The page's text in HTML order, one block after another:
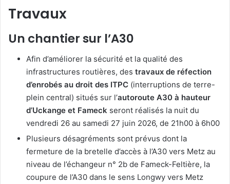
Travaux
Un chantier sur l’A30
Afin d’améliorer la sécurité et la qualité des
infrastructures routières, des travaux de réfection
d’enrobés au droit des ITPC (interruptions de terre-
plein central) situés sur l’autoroute A30 à hauteur
d’Uckange et Fameck seront réalisés la nuit du
vendredi 26 au samedi 27 juin 2026, de 21h00 à 6h00
Plusieurs désagréments sont prévus dont la
fermeture de la bretelle d’accès à l’A30 vers Metz au
niveau de l’échangeur n° 2b de Fameck-Feltière, la
coupure de l’A30 dans le sens Longwy vers Metz